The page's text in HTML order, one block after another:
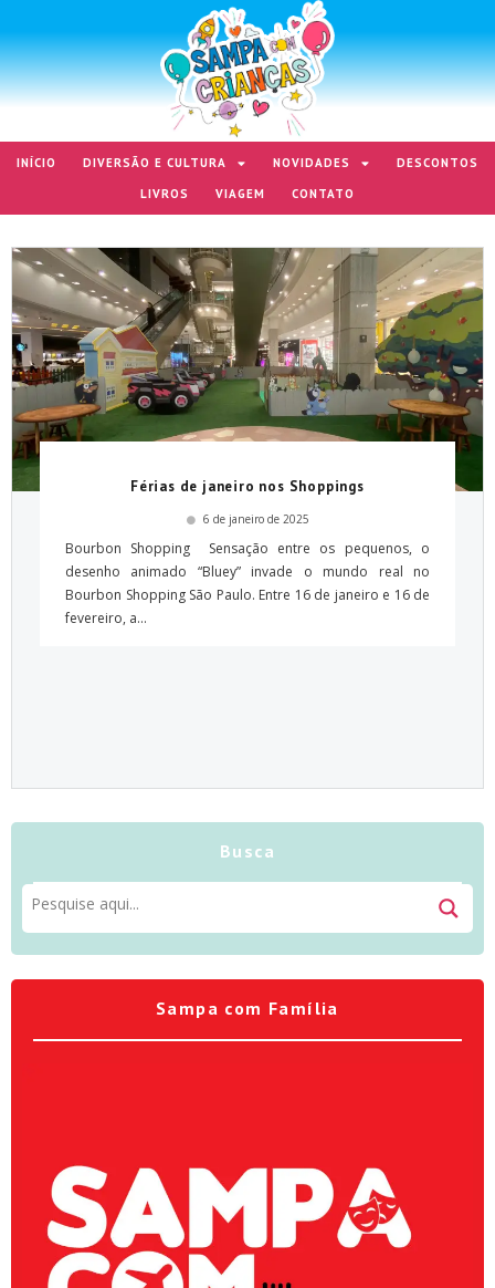
INÍCIO DIVERSÃO E CULTURA NOVIDADES
DESCONTOS
LIVROS
VIAGEM CONTATO
Férias de janeiro nos Shoppings
6 de janeiro de 2025
Bourbon Shopping Sensação entre os pequenos, o
desenho animado “Bluey” invade o mundo real no
Bourbon Shopping São Paulo. Entre 16 de janeiro e 16 de
fevereiro, a...
Busca
Sampa com Família